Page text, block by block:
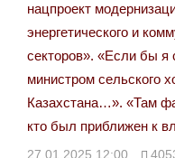
нацпроект
энергетического и
секторов». «Если бы я
министром сельского
Казахстана…». «Там
кто был приближен к
27.01.2025 12:00